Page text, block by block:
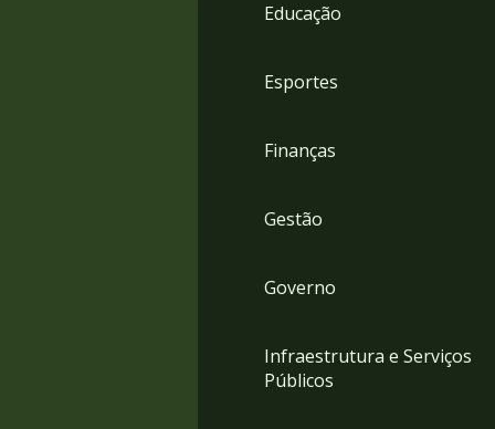
Educação
Esportes
Finanças
Gestão
Governo
Infraestrutura e Serviços
Públicos